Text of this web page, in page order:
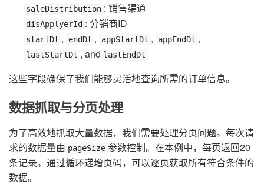
saleDistribution : 销售渠道
disApplyerId : 分销商ID
startDt , endDt , appStartDt , appEndDt ,
lastStartDt , and lastEndDt
这些字段确保了我们能够灵活地查询所需的订单信息。
数据抓取与分页处理
为了高效地抓取大量数据，我们需要处理分页问题。每次请
求的数据量由 pageSize 参数控制。在本例中，每页返回20
条记录。通过循环递增页码，可以逐页获取所有符合条件的
数据。